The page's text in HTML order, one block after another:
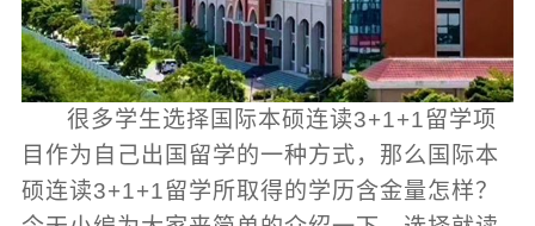
很多学生选择国际本硕连读3+1+1留学项
目作为自己出国留学的一种方式，那么国际本
硕连读3+1+1留学所取得的学历含金量怎样？